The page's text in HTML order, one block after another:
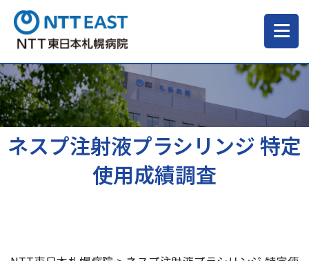
当院について
ご来院される方へ
ネスプ注射液プラシリンジ 特定
使用成績調査